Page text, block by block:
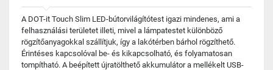
A DOT-it Touch Slim LED-bútorvilágítótest igazi mindenes, ami a
felhasználási területet illeti, mivel a lámpatestet különböző
rögzítőanyagokkal szállítjuk, így a lakótérben bárhol rögzíthető.
Érintéses kapcsolóval be- és kikapcsolható, és folyamatosan
tompítható. A beépített újratölthető akkumulátor a mellékelt USB-